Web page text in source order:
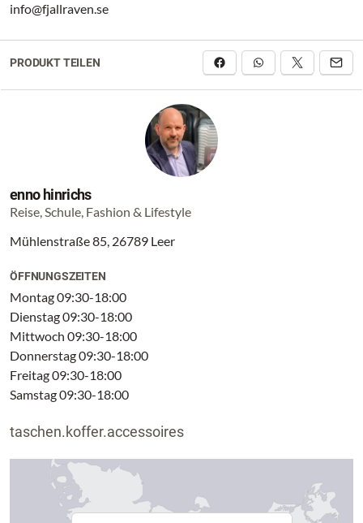
info@fjallraven.se
PRODUKT TEILEN
enno hinrichs
Reise, Schule, Fashion & Lifestyle
Mühlenstraße 85, 26789 Leer
ÖFFNUNGSZEITEN
Montag 09:30-18:00
Dienstag 09:30-18:00
Mittwoch 09:30-18:00
Donnerstag 09:30-18:00
Freitag 09:30-18:00
Samstag 09:30-18:00
taschen.koffer.accessoires